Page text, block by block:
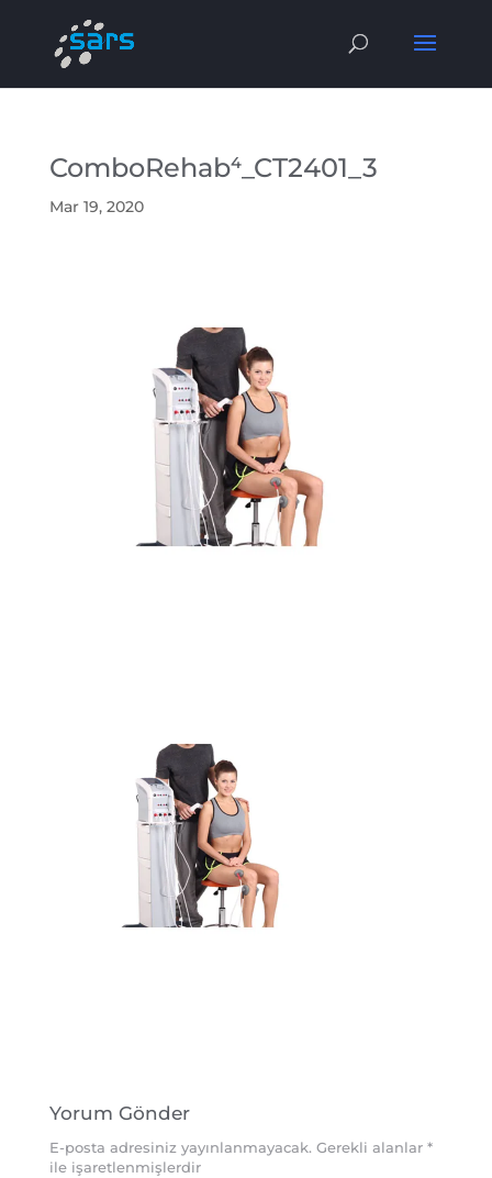
ComboRehab⁴_CT2401_3
Mar 19, 2020
Yorum Gönder
E-posta adresiniz yayınlanmayacak. Gerekli alanlar *
ile işaretlenmişlerdir